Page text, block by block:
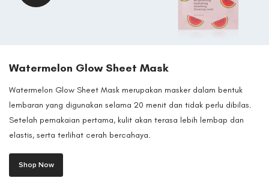
Watermelon Glow Sheet Mask
Watermelon Glow Sheet Mask merupakan masker dalam bentuk
lembaran yang digunakan selama 20 menit dan tidak perlu dibilas.
Setelah pemakaian pertama, kulit akan terasa lebih lembap dan
elastis, serta terlihat cerah bercahaya.
Shop Now